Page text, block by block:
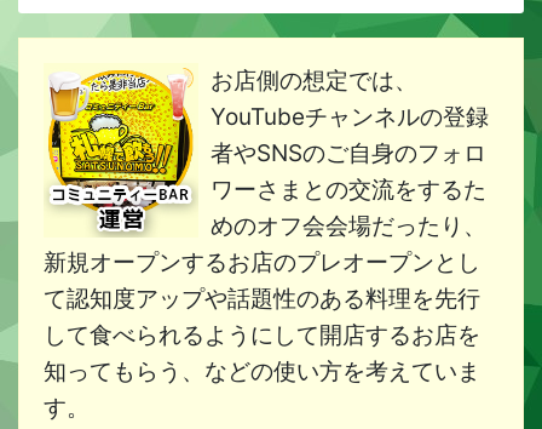
お店側の想定では、
YouTubeチャンネルの登録
者やSNSのご自身のフォロ
ワーさまとの交流をするた
めのオフ会会場だったり、
新規オープンするお店のプレオープンとし
て認知度アップや話題性のある料理を先行
して食べられるようにして開店するお店を
知ってもらう、などの使い方を考えていま
す。